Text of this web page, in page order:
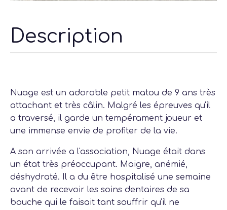
Description
Nuage est un adorable petit matou de 9 ans très
attachant et très câlin. Malgré les épreuves qu'il
a traversé, il garde un tempérament joueur et
une immense envie de profiter de la vie.
A son arrivée a l'association, Nuage était dans
un état très préoccupant. Maigre, anémié,
déshydraté. Il a du être hospitalisé une semaine
avant de recevoir les soins dentaires de sa
bouche qui le faisait tant souffrir qu'il ne